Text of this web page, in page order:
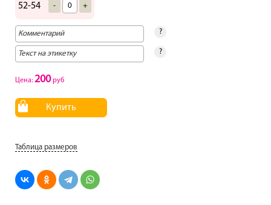
52-54 - +
?
?
Цена: 200руб
Купить
Таблица размеров